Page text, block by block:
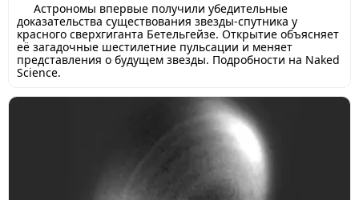
Астрономы впервые получили убедительные
доказательства существования звезды-спутника у
красного сверхгиганта Бетельгейзе. Открытие объясняет
её загадочные шестилетние пульсации и меняет
представления о будущем звезды. Подробности на Naked
Science.